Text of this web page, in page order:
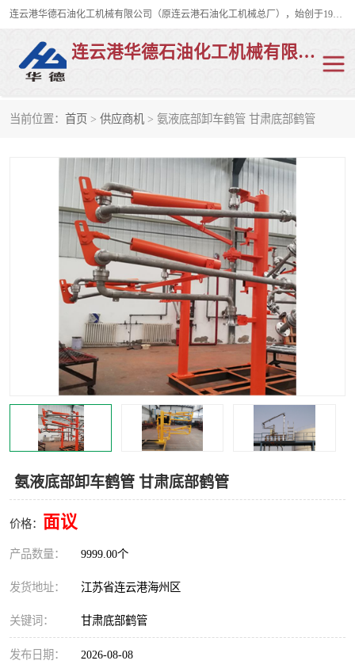
连云港华德石油化工机械有限公司（原连云港石油化工机械总厂），始创于1982年，是从事码头船用流体装卸臂、陆用流体装卸臂（鹤管）、活动梯、钢构平台、定量装车系统等全系列流体装卸设备的设计、制造、销售以及服务的专业供应商。
连云港华德石油化工机械有限公司
当前位置： 首页 > 供应商机 > 氨液底部卸车鹤管 甘肃底部鹤管
氨液底部卸车鹤管 甘肃底部鹤管
价格： 面议
产品数量： 9999.00个
发货地址： 江苏省连云港海州区
关键词： 甘肃底部鹤管
发布日期： 2026-08-08
液氨鹤管 液氯鹤管
LNG鹤管 活动梯
平台栈桥 卸车鹤管
装车鹤管 输油臂
紧急脱离干式接头 火车鹤管
汽车鹤管 顶部鹤管
底部鹤管 低温鹤管
浮动出油装置 鹤管
车臂 拉断阀